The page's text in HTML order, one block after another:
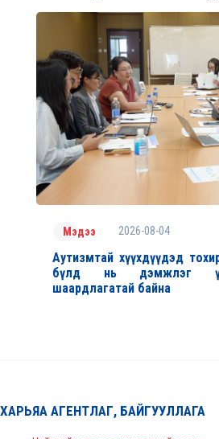
Мэдээ 2026-08-04
Аутизмтай хүүхдүүдэд
бүлд нь дэмжлэг
шаардлагатай байна
ХАРЬЯА АГЕНТЛАГ, БАЙГУУЛЛАГА